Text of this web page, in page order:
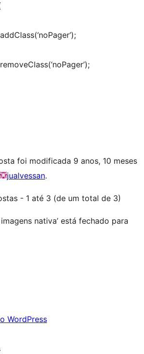
foi modificada 9 anos, 10 meses
jualvessan.
- 1 até 3 (de um total de 3)
nativa’ está fechado para
WordPress